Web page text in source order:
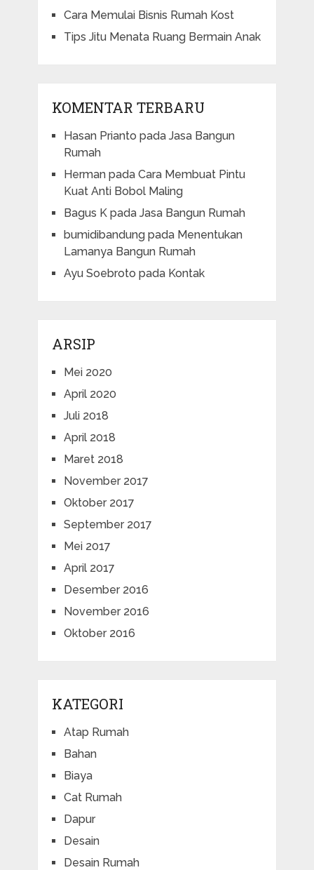
Cara Memulai Bisnis Rumah Kost
Tips Jitu Menata Ruang Bermain Anak
KOMENTAR TERBARU
Hasan Prianto pada Jasa Bangun
Rumah
Hermanpada Cara Membuat Pintu
Kuat Anti Bobol Maling
Bagus Kpada Jasa Bangun Rumah
bumidibandungpada Menentukan
Lamanya Bangun Rumah
Ayu Soebroto pada Kontak
ARSIP
Mei 2020
April 2020
Juli 2018
April 2018
Maret 2018
November 2017
Oktober 2017
September 2017
Mei 2017
April 2017
Desember 2016
November 2016
Oktober 2016
KATEGORI
Atap Rumah
Bahan
Biaya
Cat Rumah
Dapur
Desain
Desain Rumah